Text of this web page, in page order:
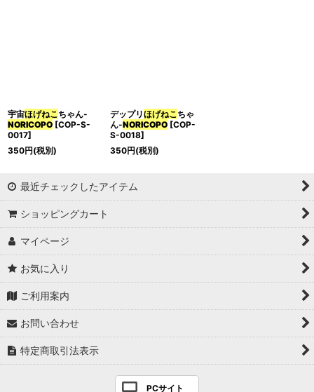
宇宙ほげねこちゃん-
NORICOPO [COP-S-
0017]
350円(税別)
デップリほげねこちゃ
ん-NORICOPO [COP-
S-0018]
350円(税別)
最近チェックしたアイテム
ショッピングカート
マイページ
お気に入り
ご利用案内
お問い合わせ
特定商取引法表示
PCサイト